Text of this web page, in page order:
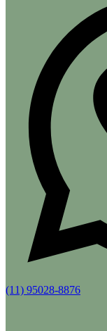
(11) 95028-8876